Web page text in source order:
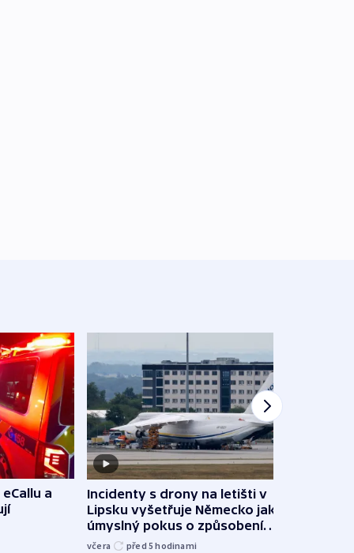
a
Incidenty s drony na letišti v
Lipsku vyšetřuje Německo jako
úmyslný pokus o způsobení
exploze
včera před 5hodinami